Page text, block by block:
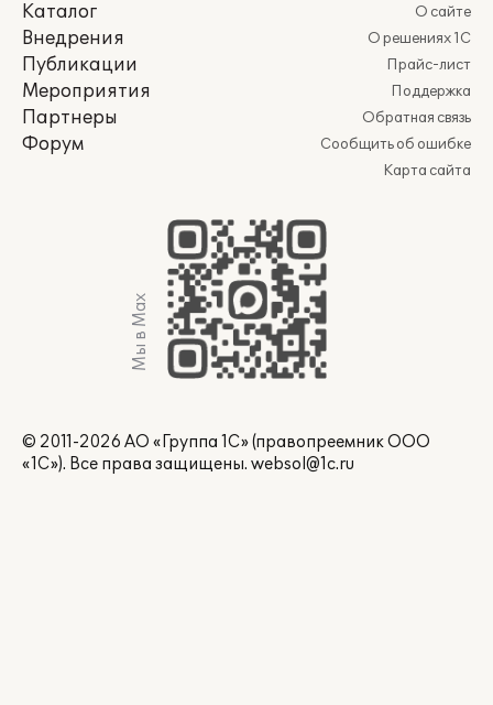
Каталог
Внедрения
Публикации
Мероприятия
Партнеры
Форум
О сайте
О решениях 1С
Прайс-лист
Поддержка
Обратная связь
Сообщить об ошибке
Карта сайта
Мы в Max
© 2011-2026 АО «Группа 1С» (правопреемник ООО
«1С»). Все права защищены. websol@1c.ru